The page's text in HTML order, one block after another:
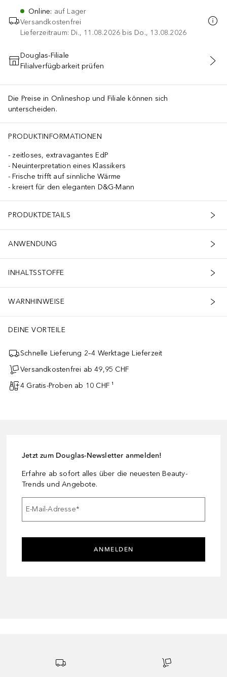
Online: auf Lager
Versandkostenfrei
Lieferzeitraum: Di., 11.08.2026 bis Do., 13.08.2026
IN DEN WARENKORB
Douglas-Filiale
Filialverfügbarkeit prüfen
Die Preise in Onlineshop und Filiale können sich
unterscheiden.
PRODUKTINFORMATIONEN
zeitloses, extravagantes EdP
Neuinterpretation eines Klassikers
Frische trifft auf sinnliche Wärme
kreiert für den eleganten D&G-Mann
PRODUKTDETAILS
ANWENDUNG
INHALTSSTOFFE
WARNHINWEISE
DEINE VORTEILE
Schnelle Lieferung 2–4 Werktage Lieferzeit
Versandkostenfrei ab 49,95 CHF
4 Gratis-Proben ab 10 CHF ¹
Jetzt zum Douglas-Newsletter anmelden!
Erfahre ab sofort alles über die neuesten Beauty-
Trends und Angebote.
E-Mail-Adresse*
ANMELDEN